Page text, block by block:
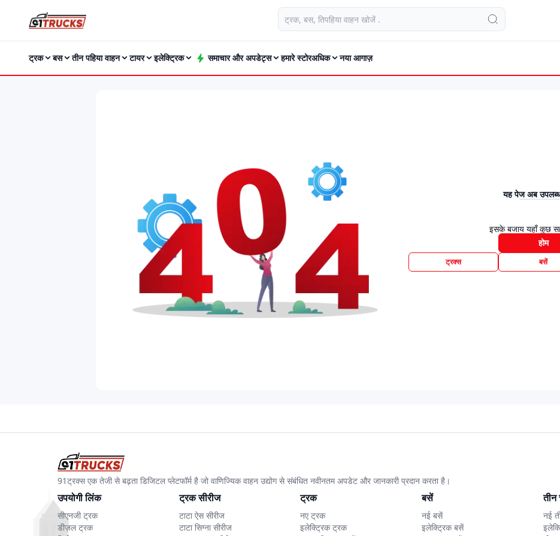
ट्रक बस तीन पहिया वाहन टायर इलेक्ट्रिक समाचार और अपडेट्स हमारे स्टोरअधिक नया आगाज़
यह पेज अब
इसके बजाय यहाँ कुछ
होम
ट्रक्स बसें
91ट्रक्स एक तेजी से बढ़ता डिजिटल प्लेटफॉर्म है जो वाणिज्यिक वाहन उद्योग से संबंधित नवीनतम अपडेट और जानकारी प्रदान करता है।
उपयोगी लिंक
सीएनजी ट्रक
डीज़ल ट्रक
ट्रक सीरीज
टाटा ऐस सीरीज
टाटा सिग्ना सीरीज
ट्रक
नए ट्रक
इलेक्ट्रिक ट्रक
बसें
नई बसें
इलेक्ट्रिक बसें
तीन
नई